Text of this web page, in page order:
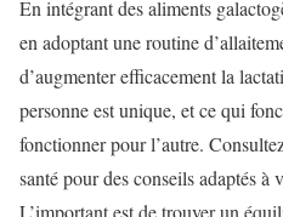
En intégrant des aliments
en adoptant une routine
d’augmenter efficacement la
personne est unique, et ce qui
fonctionner pour l’autre.
santé pour des conseils adaptés à